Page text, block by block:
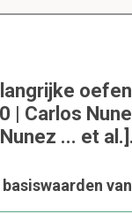
Carlos
... et al.].
van